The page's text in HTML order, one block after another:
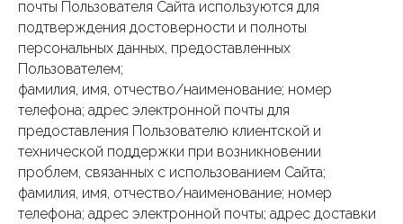
почты Пользователя Сайта используются для
подтверждения достоверности и полноты
персональных данных, предоставленных
Пользователем;
фамилия, имя, отчество/наименование; номер
телефона; адрес электронной почты для
предоставления Пользователю клиентской и
технической поддержки при возникновении
проблем, связанных с использованием Сайта;
фамилия, имя, отчество/наименование; номер
телефона; адрес электронной почты; адрес доставки